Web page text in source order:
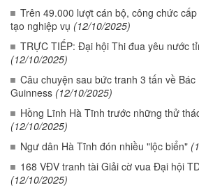
Trên 49.000 lượt cán bộ, công chức
tạo nghiệp vụ (12/10/2025)
TRỰC TIẾP: Đại hội Thi đua yêu nước
(12/10/2025)
Câu chuyện sau bức tranh 3 tấn về Bác
Guinness (12/10/2025)
Hồng Lĩnh Hà Tĩnh trước những thử
(12/10/2025)
Ngư dân Hà Tĩnh đón nhiều "lộc biển"
168 VĐV tranh tài Giải cờ vua Đại hội
(12/10/2025)